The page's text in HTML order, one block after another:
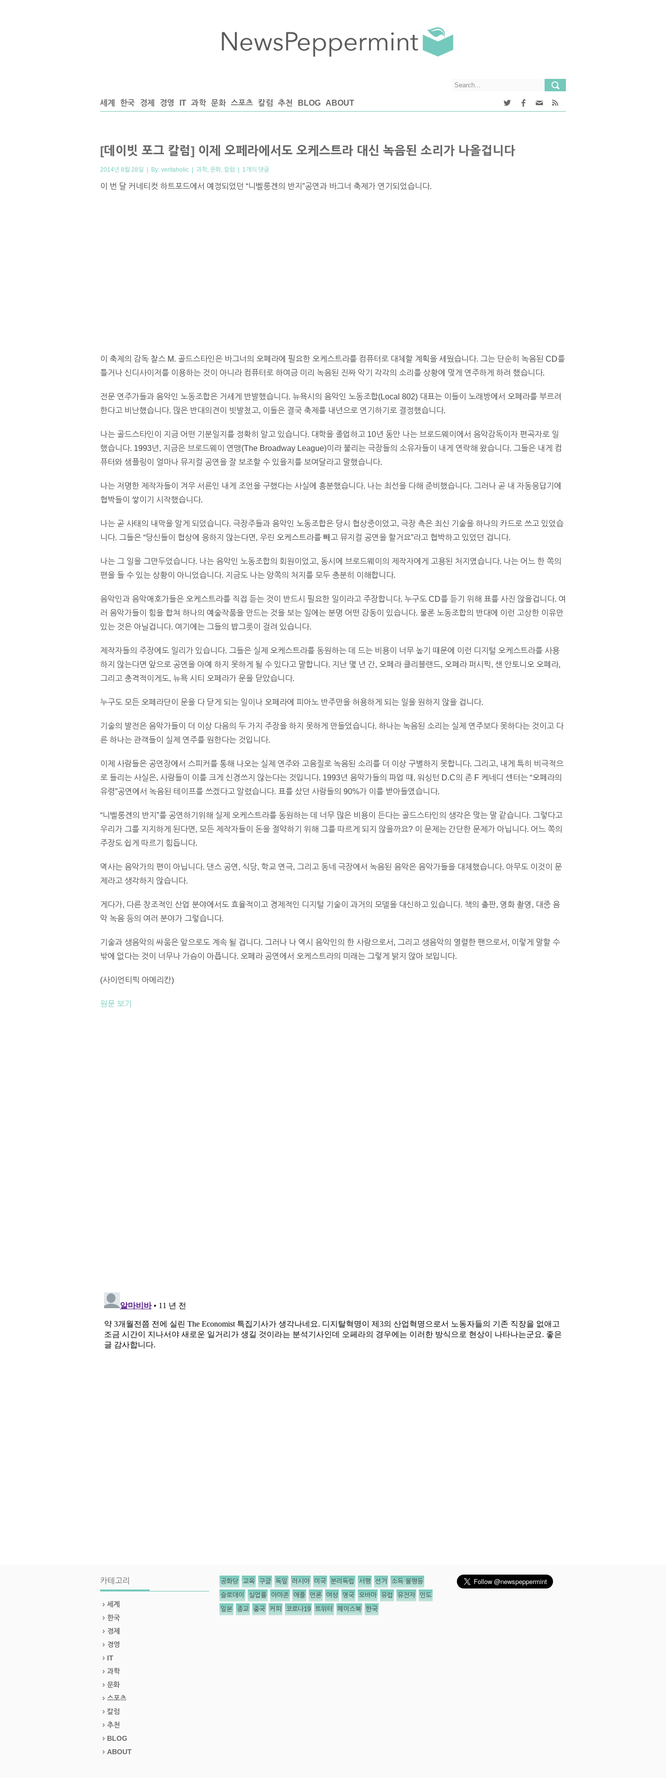
세계 한국 경제 경영 IT 과학 문화 스포츠 칼럼 추천 BLOG ABOUT
[데이빗 포그 칼럼] 이제 오페라에서도 오케스트라 대신 녹음된 소리가 나올겁니다
2014년 8월 28일 | By: veritaholic | 과학, 문화, 칼럼 | 1개의 댓글
이 번 달 커네티컷 하트포드에서 예정되었던 “니벨룽겐의 반지”공연과 바그너 축제가 연기되었습니다.
이 축제의 감독 찰스 M. 골드스타인은 바그너의 오페라에 필요한 오케스트라를 컴퓨터로 대체할 계획을 세웠습니다. 그는 단순히 녹음된 CD를
틀거나 신디사이저를 이용하는 것이 아니라 컴퓨터로 하여금 미리 녹음된 진짜 악기 각각의 소리를 상황에 맞게 연주하게 하려 했습니다.
전문 연주가들과 음악인 노동조합은 거세게 반발했습니다. 뉴욕시의 음악인 노동조합(Local 802) 대표는 이들이 노래방에서 오페라를 부르려
한다고 비난했습니다. 많은 반대의견이 빗발쳤고, 이들은 결국 축제를 내년으로 연기하기로 결정했습니다.
나는 골드스타인이 지금 어떤 기분일지를 정확히 알고 있습니다. 대학을 졸업하고 10년 동안 나는 브로드웨이에서 음악감독이자 편곡자로 일
했습니다. 1993년, 지금은 브로드웨이 연맹(The Broadway League)이라 불리는 극장들의 소유자들이 내게 연락해 왔습니다. 그들은 내게 컴
퓨터와 샘플링이 얼마나 뮤지컬 공연을 잘 보조할 수 있을지를 보여달라고 말했습니다.
나는 저명한 제작자들이 겨우 서른인 내게 조언을 구했다는 사실에 흥분했습니다. 나는 최선을 다해 준비했습니다. 그러나 곧 내 자동응답기에
협박들이 쌓이기 시작했습니다.
나는 곧 사태의 내막을 알게 되었습니다. 극장주들과 음악인 노동조합은 당시 협상중이었고, 극장 측은 최신 기술을 하나의 카드로 쓰고 있었습
니다. 그들은 “당신들이 협상에 응하지 않는다면, 우린 오케스트라를 빼고 뮤지컬 공연을 할거요”라고 협박하고 있었던 겁니다.
나는 그 일을 그만두었습니다. 나는 음악인 노동조합의 회원이었고, 동시에 브로드웨이의 제작자에게 고용된 처지였습니다. 나는 어느 한 쪽의
편을 들 수 있는 상황이 아니었습니다. 지금도 나는 양쪽의 처지를 모두 충분히 이해합니다.
음악인과 음악애호가들은 오케스트라를 직접 듣는 것이 반드시 필요한 일이라고 주장합니다. 누구도 CD를 듣기 위해 표를 사진 않을겁니다. 여
러 음악가들이 힘을 합쳐 하나의 예술작품을 만드는 것을 보는 일에는 분명 어떤 감동이 있습니다. 물론 노동조합의 반대에 이런 고상한 이유만
있는 것은 아닐겁니다. 여기에는 그들의 밥그릇이 걸려 있습니다.
제작자들의 주장에도 일리가 있습니다. 그들은 실제 오케스트라를 동원하는 데 드는 비용이 너무 높기 때문에 이런 디지털 오케스트라를 사용
하지 않는다면 앞으로 공연을 아예 하지 못하게 될 수 있다고 말합니다. 지난 몇 년 간, 오페라 클리블랜드, 오페라 퍼시픽, 샌 안토니오 오페라,
그리고 충격적이게도, 뉴욕 시티 오페라가 문을 닫았습니다.
누구도 모든 오페라단이 문을 다 닫게 되는 일이나 오페라에 피아노 반주만을 허용하게 되는 일을 원하지 않을 겁니다.
기술의 발전은 음악가들이 더 이상 다음의 두 가지 주장을 하지 못하게 만들었습니다. 하나는 녹음된 소리는 실제 연주보다 못하다는 것이고 다
른 하나는 관객들이 실제 연주를 원한다는 것입니다.
이제 사람들은 공연장에서 스피커를 통해 나오는 실제 연주와 고음질로 녹음된 소리를 더 이상 구별하지 못합니다. 그리고, 내게 특히 비극적으
로 들리는 사실은, 사람들이 이를 크게 신경쓰지 않는다는 것입니다. 1993년 음악가들의 파업 때, 워싱턴 D.C의 존 F 케네디 센터는 “오페라의
유령”공연에서 녹음된 테이프를 쓰겠다고 알렸습니다. 표를 샀던 사람들의 90%가 이를 받아들였습니다.
“니벨룽겐의 반지”를 공연하기위해 실제 오케스트라를 동원하는 데 너무 많은 비용이 든다는 골드스타인의 생각은 맞는 말 같습니다. 그렇다고
우리가 그를 지지하게 된다면, 모든 제작자들이 돈을 절약하기 위해 그를 따르게 되지 않을까요? 이 문제는 간단한 문제가 아닙니다. 어느 쪽의
주장도 쉽게 따르기 힘듭니다.
역사는 음악가의 편이 아닙니다. 댄스 공연, 식당, 학교 연극, 그리고 동네 극장에서 녹음된 음악은 음악가들을 대체했습니다. 아무도 이것이 문
제라고 생각하지 않습니다.
게다가, 다른 창조적인 산업 분야에서도 효율적이고 경제적인 디지털 기술이 과거의 모델을 대신하고 있습니다. 책의 출판, 영화 촬영, 대중 음
악 녹음 등의 여러 분야가 그렇습니다.
기술과 생음악의 싸움은 앞으로도 계속 될 겁니다. 그러나 나 역시 음악인의 한 사람으로서, 그리고 생음악의 열렬한 팬으로서, 이렇게 말할 수
밖에 없다는 것이 너무나 가슴이 아픕니다. 오페라 공연에서 오케스트라의 미래는 그렇게 밝지 않아 보입니다.
(사이언티픽 아메리칸)
원문 보기
카테고리
세계
한국
경제
경영
IT
과학
문화
스포츠
칼럼
추천
BLOG
ABOUT
공화당 교육 구글 독일 러시아 미국 분리독립 서평 선거 소득 불평등
슬로데이 실업률 아마존 애플 언론 여성 영국 오바마 유럽 유전자 인도
일본 종교 중국 커피 코로나19 트위터 페이스북 한국